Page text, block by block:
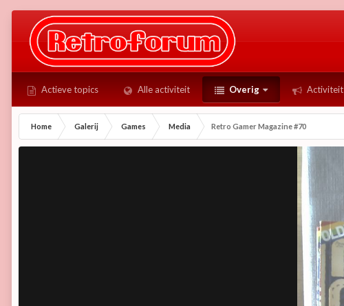
Actieve topics Alle activiteit Overig Activiteit
Home Galerij Games Media Retro Gamer Magazine #70